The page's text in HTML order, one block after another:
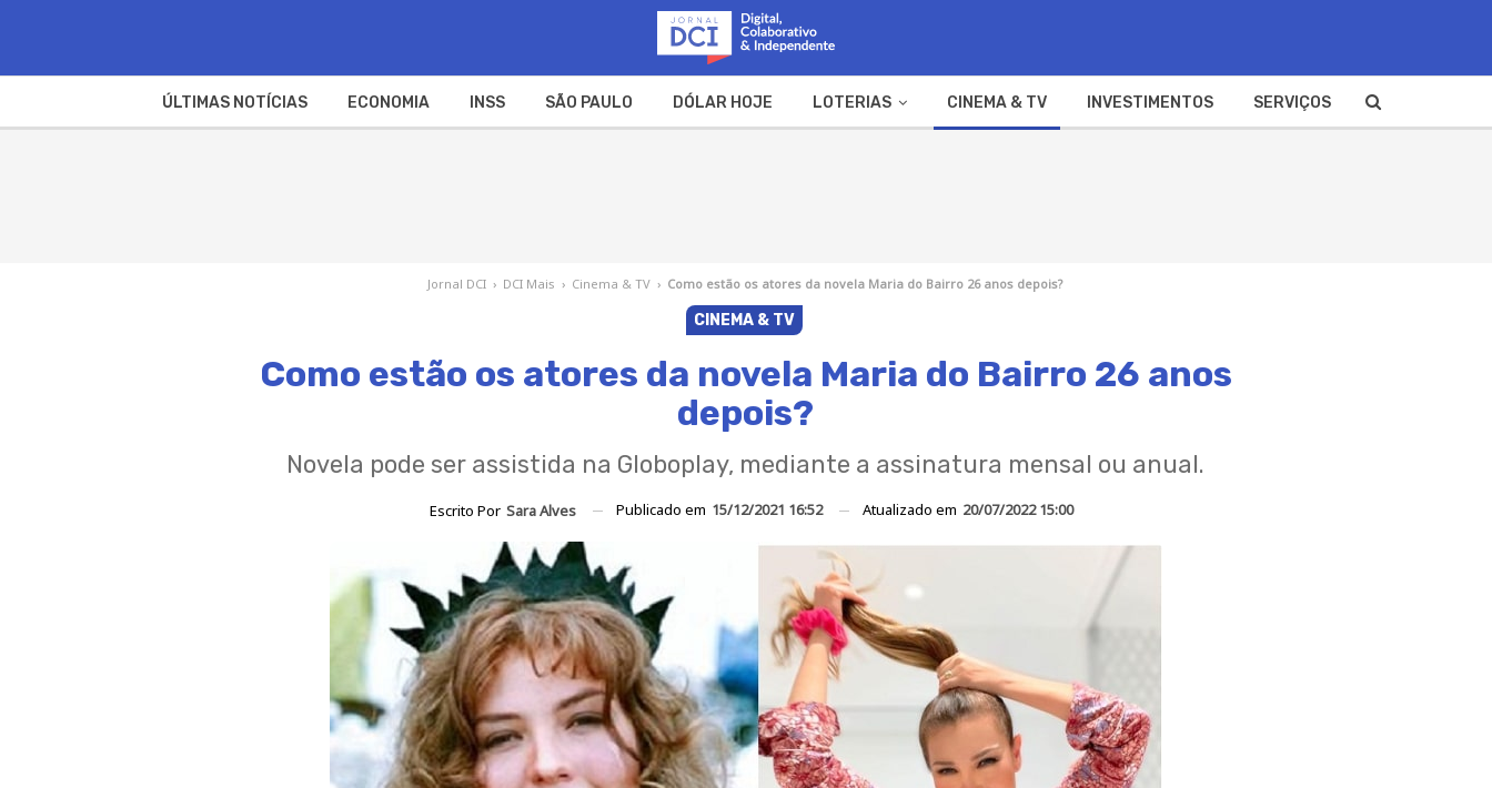
ÚLTIMAS NOTÍCIAS ECONOMIA INSS SÃO PAULO DÓLAR HOJE LOTERIAS CINEMA & TV INVESTIMENTOS SERVIÇOS
Jornal DCI › DCI Mais › Cinema & TV › Como estão os atores da novela Maria do Bairro 26 anos depois?
CINEMA & TV
Como estão os atores da novela Maria do Bairro 26 anos
depois?
Novela pode ser assistida na Globoplay, mediante a assinatura mensal ou anual.
Escrito Por Sara Alves Publicado em 15/12/2021 16:52 Atualizado em 20/07/2022 15:00